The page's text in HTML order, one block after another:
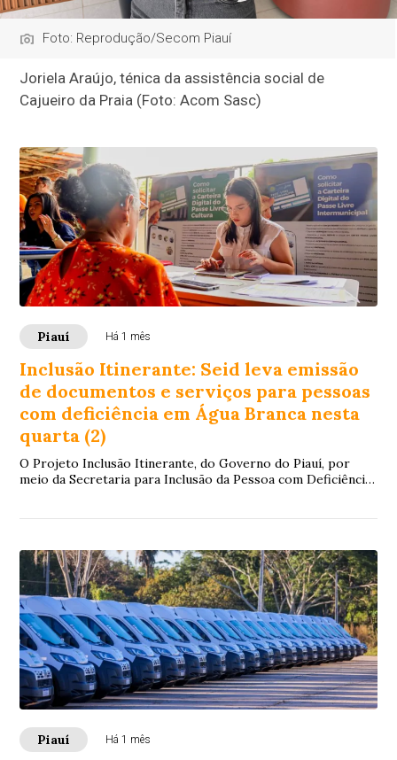
Foto: Reprodução/Secom Piauí
Joriela Araújo, ténica da assistência social de
Cajueiro da Praia (Foto: Acom Sasc)
Piauí Há 1 mês
Inclusão Itinerante: Seid leva emissão
de documentos e serviços para pessoas
com deficiência em Água Branca nesta
quarta (2)
O Projeto Inclusão Itinerante, do Governo do Piauí, por
meio da Secretaria para Inclusão da Pessoa com Deficiência
Piauí Há 1 mês